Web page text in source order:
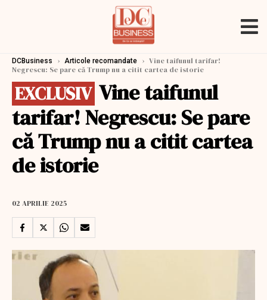
DCBusiness › Articole recomandate › Vine taifunul tarifar!
Negrescu: Se pare că Trump nu a citit cartea de istorie
EXCLUSIV Vine taifunul
tarifar! Negrescu: Se pare
că Trump nu a citit cartea
de istorie
02 APRILIE 2025